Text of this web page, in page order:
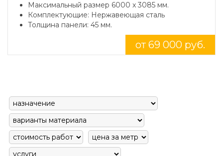
Максимальный размер 6000 x 3085 мм.
Комплектующие: Нержавеющая сталь
Толщина панели: 45 мм.
от 69 000 руб.